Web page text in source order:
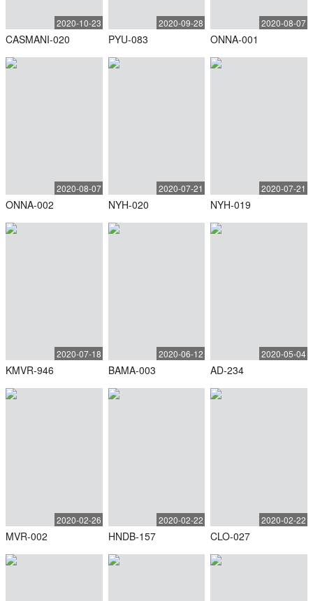
2020-10-23
CASMANI-020
2020-09-28
PYU-083
2020-08-07
ONNA-001
2020-08-07
ONNA-002
2020-07-21
NYH-020
2020-07-21
NYH-019
2020-07-18
KMVR-946
2020-06-12
BAMA-003
2020-05-04
AD-234
2020-02-26
MVR-002
2020-02-22
HNDB-157
2020-02-22
CLO-027